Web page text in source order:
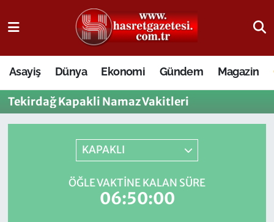
Asayiş Dünya Ekonomi Gündem Magazin
Tekirdağ Kapakli Namaz Vakitleri
KAPAKLI
ÖĞLE VAKTINE KALAN SÜRE
06:50:00
Osmaniye Nöbetçi Eczaneler
Osmaniye Hava Durumu
Osmaniye Trafik Yoğunluk Haritası
Süper Lig Puan Durumu ve Fikstür
Son Dakika Haberleri